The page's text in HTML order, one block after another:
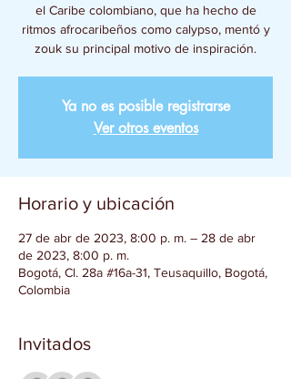
el Caribe colombiano, que ha hecho de
ritmos afrocaribeños como calypso, mentó y
zouk su principal motivo de inspiración.
Ya no es posible registrarse
Ver otros eventos
Horario y ubicación
27 de abr de 2023, 8:00 p. m. – 28 de abr
de 2023, 8:00 p. m.
Bogotá, Cl. 28a #16a-31, Teusaquillo, Bogotá,
Colombia
Invitados